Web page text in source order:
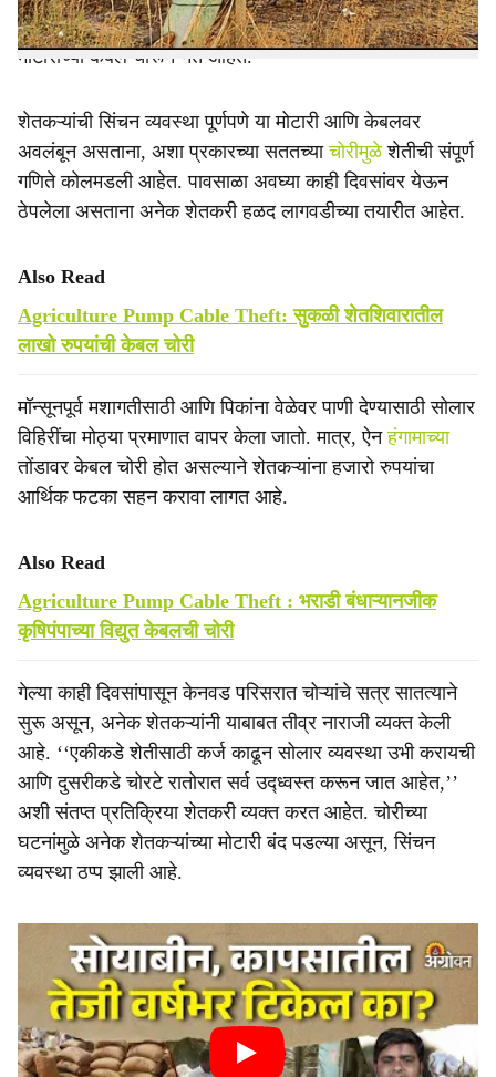
नेहमीच्या ये-जा मार्गालगत असलेल्या सोलर विहिरींनाही लक्ष्य करत
मोटारींच्या केबल चोरून नेत आहेत.
शेतकऱ्यांची सिंचन व्यवस्था पूर्णपणे या मोटारी आणि केबलवर
अवलंबून असताना, अशा प्रकारच्या सततच्याचोरीमुळेशेतीची संपूर्ण
गणिते कोलमडली आहेत. पावसाळा अवघ्या काही दिवसांवर येऊन
ठेपलेला असताना अनेक शेतकरी हळद लागवडीच्या तयारीत आहेत.
Also Read
Agriculture Pump Cable Theft: सुकळी शेतशिवारातील
लाखो रुपयांची केबल चोरी
मॉन्सूनपूर्व मशागतीसाठी आणि पिकांना वेळेवर पाणी देण्यासाठी सोलार
विहिरींचा मोठ्या प्रमाणात वापर केला जातो. मात्र, ऐनहंगामाच्या
तोंडावर केबल चोरी होत असल्याने शेतकऱ्यांना हजारो रुपयांचा
आर्थिक फटका सहन करावा लागत आहे.
Also Read
Agriculture Pump Cable Theft : भराडी बंधाऱ्यानजीक
कृषिपंपाच्या विद्युत केबलची चोरी
गेल्या काही दिवसांपासून केनवड परिसरात चोऱ्यांचे सत्र सातत्याने
सुरू असून, अनेक शेतकऱ्यांनी याबाबत तीव्र नाराजी व्यक्त केली
आहे. ‘‘एकीकडे शेतीसाठी कर्ज काढून सोलार व्यवस्था उभी करायची
आणि दुसरीकडे चोरटे रातोरात सर्व उद्ध्वस्त करून जात आहेत,’’
अशी संतप्त प्रतिक्रिया शेतकरी व्यक्त करत आहेत. चोरीच्या
घटनांमुळे अनेक शेतकऱ्यांच्या मोटारी बंद पडल्या असून, सिंचन
व्यवस्था ठप्प झाली आहे.